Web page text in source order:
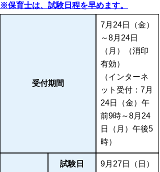
※保育士は、試験日程を早めます。
受付期間
7月24日（金）
～8月24日
（月）（消印
有効）
（インターネ
ット受付：7月
24日（金）午
前9時～8月24
日（月）午後5
時）
試験日 9月27日（日）